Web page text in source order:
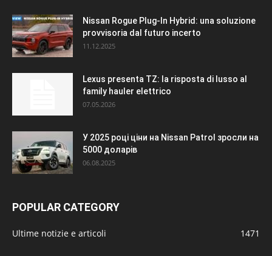
Nissan Rogue Plug-In Hybrid: una soluzione
provvisoria dal futuro incerto
11.12.2025
Lexus presenta TZ: la risposta di lusso al
family hauler elettrico
07.05.2026
У 2025 році ціни на Nissan Patrol зросли на
5000 доларів
06.08.2025
POPULAR CATEGORY
Ultime notizie e articoli 1471